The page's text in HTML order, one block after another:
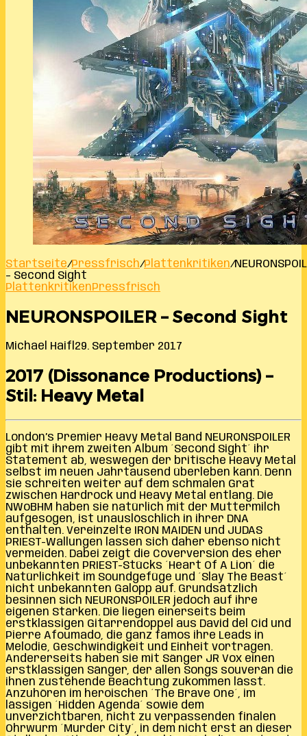
Startseite/Pressfrisch/Plattenkritiken/
– Second Sight
PlattenkritikenPressfrisch
NEURONSPOILER – Second Sight
Michael Haifl 29. September 2017
2017 (Dissonance Productions) –
Stil: Heavy Metal
London’s Premier Heavy Metal Band NEURONSPOILER
gibt mit ihrem zweiten Album ´Second Sight´ ihr
Statement ab, weswegen der britische Heavy Metal
selbst im neuen Jahrtausend überleben kann. Denn
sie schreiten weiter auf dem schmalen Grat
zwischen Hardrock und Heavy Metal entlang. Die
NWoBHM haben sie natürlich mit der Muttermilch
aufgesogen, ist unauslöschlich in ihrer DNA
enthalten. Vereinzelte IRON MAIDEN und JUDAS
PRIEST-Wallungen lassen sich daher ebenso nicht
vermeiden. Dabei zeigt die Coverversion des eher
unbekannten PRIEST-Stücks ´Heart Of A Lion´ die
Natürlichkeit im Soundgefüge und ´Slay The Beast´
nicht unbekannten Galopp auf. Grundsätzlich
besinnen sich NEURONSPOILER jedoch auf ihre
eigenen Stärken. Die liegen einerseits beim
erstklassigen Gitarrendoppel aus David del Cid und
Pierre Afoumado, die ganz famos ihre Leads in
Melodie, Geschwindigkeit und Einheit vortragen.
Andererseits haben sie mit Sänger JR Vox einen
erstklassigen Sänger, der allen Songs souverän die
ihnen zustehende Beachtung zukommen lässt.
Anzuhören im heroischen ´The Brave One´, im
lässigen ´Hidden Agenda´ sowie dem
unverzichtbaren, nicht zu verpassenden finalen
Ohrwurm ´Murder City´, in dem nicht erst an dieser